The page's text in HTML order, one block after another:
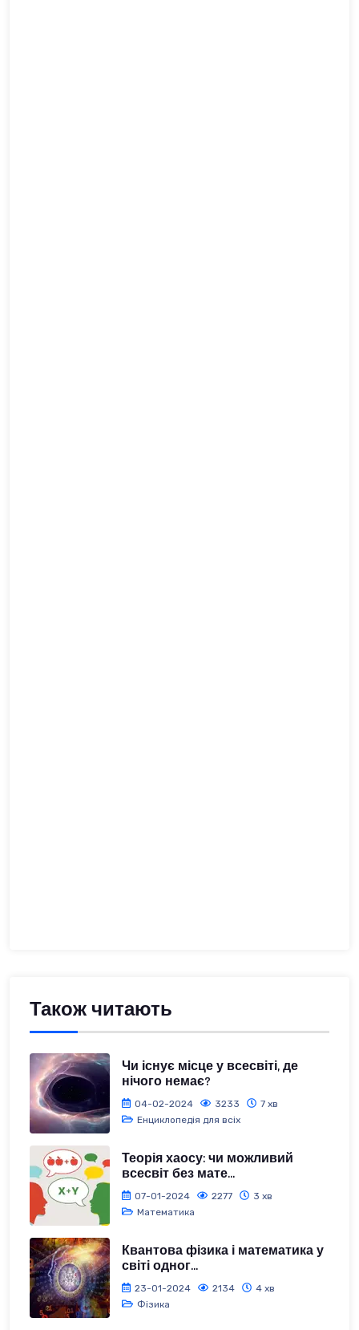
Також читають
Чи існує місце у всесвіті, де
нічого немає?
04-02-2024 3233
7 хв
Енциклопедія для всіх
Теорія хаосу: чи можливий
всесвіт без мате...
07-01-2024 2277
3 хв
Математика
Квантова фізика і математика у
світі одног...
23-01-2024 2134
4 хв
Фізика